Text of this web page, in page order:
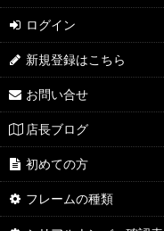
ログイン
新規登録はこちら
お問い合せ
店長ブログ
初めての方
フレームの種類